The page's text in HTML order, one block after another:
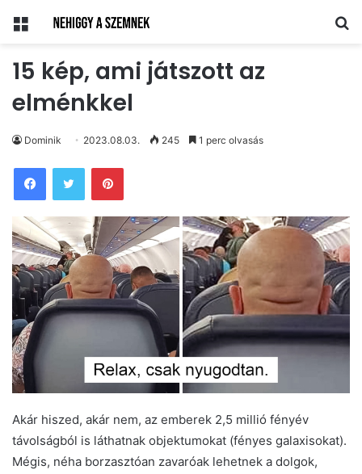
Menü
15 kép, ami játszott az
elménkkel
Dominik 2023.08.03. 245 1 perc olvasás
Pinterest
Akár hiszed, akár nem, az emberek 2,5 millió fényév
távolságból is láthatnak objektumokat (fényes galaxisokat).
Mégis, néha borzasztóan zavaróak lehetnek a dolgok,